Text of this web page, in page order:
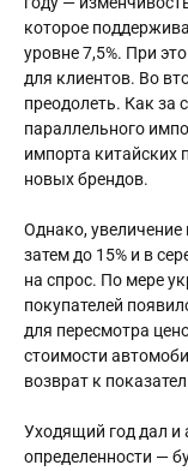
которое
уровне 7,5%. При
для клиентов. Во
преодолеть. Как за
параллельного
импорта китайских
новых брендов.
Однако, увеличение
затем до 15% и в
на спрос. По мере
покупателей
для пересмотра
стоимости
возврат к
Уходящий год дал и
определенности —